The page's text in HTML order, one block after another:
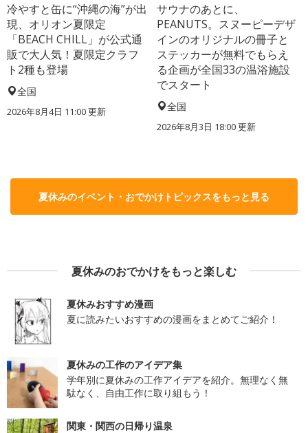
冷やすと缶に“沖縄の海”が出
現、オリオン夏限定
「BEACH CHILL」が公式通
販で大人気！夏限定クラフ
ト2種も登場
全国
2026年8月4日 11:00更新
サウナのあとに、
PEANUTS。スヌーピーデザ
インのオリジナルの冊子と
ステッカーが無料でもらえ
る企画が全国33の温浴施設
でスタート
全国
2026年8月3日 18:00更新
夏休みのイベント・おでかけトピックスをもっと見る
夏休みのおでかけをもっと楽しむ
夏休みおすすめ漫画
夏に読みたいおすすめの漫画をまとめてご紹介！
夏休みの工作のアイデア集
学年別に夏休みの工作アイデアを紹介。無理なく無
駄なく、自由工作に取り組もう！
関東・関西の日帰り温泉